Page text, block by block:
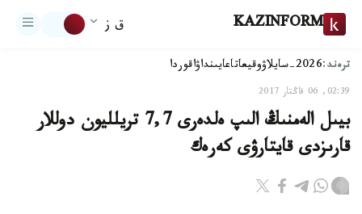
KAZINFORM ق ز
ترەند:2026-سايلاۋ وقيعاتاعايىنداۋاقوردا
02:39, 06 قاڭتار 2017
بيىل الەمنىڭ الىپ ەلدەرى 7,7 تريلليون دوللار
قارىزدى قايتارۋى كەرەك